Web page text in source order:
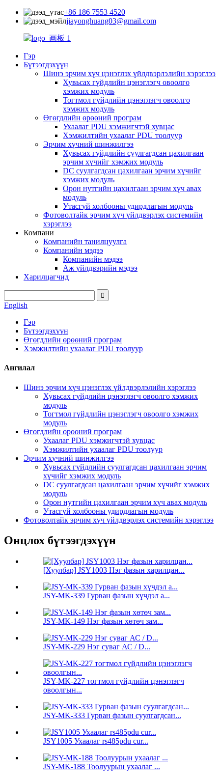
+86 186 7553 4520
jiayonghuang03@gmail.com
Гэр
Бүтээгдэхүүн
Шинэ эрчим хүч цэнэглэх үйлдвэрлэлийн хэрэглээ
Хувьсах гүйдлийн цэнэглэгч овоолго
хэмжих модуль
Тогтмол гүйдлийн цэнэглэгч овоолго
хэмжих модуль
Өгөгдлийн өрөөний програм
Ухаалаг PDU хэмжигчтэй хувцас
Хэмжилтийн ухаалаг PDU тоолуур
Эрчим хүчний шинжилгээ
Хувьсах гүйдлийн суулгагдсан цахилгаан
эрчим хүчийг хэмжих модуль
DC суулгагдсан цахилгаан эрчим хүчийг
хэмжих модуль
Орон нутгийн цахилгаан эрчим хүч авах
модуль
Утасгүй холбооны удирдлагын модуль
Фотоволтайк эрчим хүч үйлдвэрлэх системийн
хэрэглээ
Компани
Компанийн танилцуулга
Компанийн мэдээ
Компанийн мэдээ
Аж үйлдвэрийн мэдээ
Харилцагчид
English
Гэр
Бүтээгдэхүүн
Өгөгдлийн өрөөний програм
Хэмжилтийн ухаалаг PDU тоолуур
Ангилал
Шинэ эрчим хүч цэнэглэх үйлдвэрлэлийн хэрэглээ
Хувьсах гүйдлийн цэнэглэгч овоолго хэмжих
модуль
Тогтмол гүйдлийн цэнэглэгч овоолго хэмжих
модуль
Өгөгдлийн өрөөний програм
Ухаалаг PDU хэмжигчтэй хувцас
Хэмжилтийн ухаалаг PDU тоолуур
Эрчим хүчний шинжилгээ
Хувьсах гүйдлийн суулгагдсан цахилгаан эрчим
хүчийг хэмжих модуль
DC суулгагдсан цахилгаан эрчим хүчийг хэмжих
модуль
Орон нутгийн цахилгаан эрчим хүч авах модуль
Утасгүй холбооны удирдлагын модуль
Фотоволтайк эрчим хүч үйлдвэрлэх системийн хэрэглээ
Онцлох бүтээгдэхүүн
[Хуулбар] JSY1003 Нэг фазын харилцан...
JSY-MK-339 Гурван фазын хүчдэл a...
JSY-MK-149 Нэг фазын хөтөч зам...
JSY-MK-229 Нэг суваг АС / D...
JSY-MK-227 тогтмол гүйдлийн цэнэглэгч
овоолгын...
JSY-MK-333 Гурван фазын суулгагдсан...
JSY1005 Ухаалаг rs485pdu cur...
JSY-MK-188 Тоолуурын ухаалаг ...